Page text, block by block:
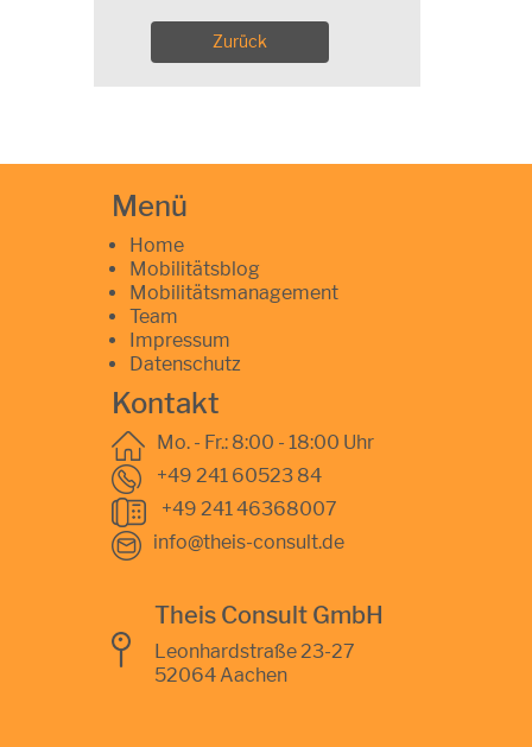
Zurück
Menü
Home
Mobilitätsblog
Mobilitätsmanagement
Team
Impressum
Datenschutz
Kontakt
Mo. - Fr.: 8:00 - 18:00 Uhr
+49 241 60523 84
+49 241 46368007
info@theis-consult.de
Theis Consult GmbH
Leonhardstraße 23-27
52064 Aachen